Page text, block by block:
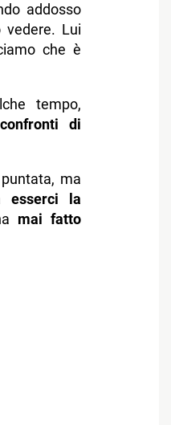
addosso
Lui
che è
tempo,
di
ma
esserci la
mai fatto